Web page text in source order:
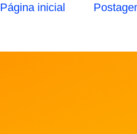
Página inicial